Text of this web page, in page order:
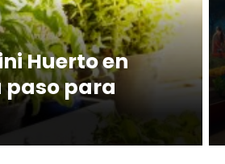
Huerto en
paso para